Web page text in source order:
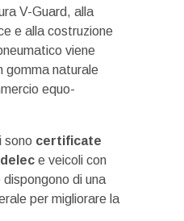
V-Guard, alla
e alla costruzione
viene
gomma naturale
equo-
sono certificate
e veicoli con
di una
per migliorare la